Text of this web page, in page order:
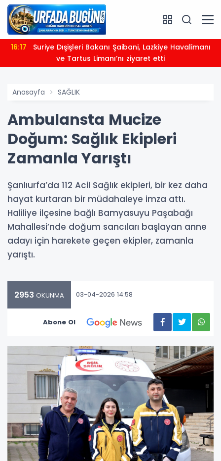
16:17
ve Tartus Limanı’nı ziyaret etti
Anasayfa SAĞLIK
Ambulansta Mucize
Doğum: Sağlık Ekipleri
Zamanla Yarıştı
Şanlıurfa’da 112 Acil Sağlık ekipleri, bir kez daha
hayat kurtaran bir müdahaleye imza attı.
Haliliye ilçesine bağlı Bamyasuyu Paşabağı
Mahallesi’nde doğum sancıları başlayan anne
adayı için harekete geçen ekipler, zamanla
yarıştı.
2953 OKUNMA 03-04-2026 14:58
Abone Ol